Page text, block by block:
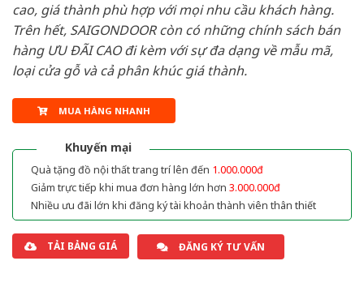
cao, giá thành phù hợp với mọi nhu cầu khách hàng.
Trên hết, SAIGONDOOR còn có những chính sách bán
hàng ƯU ĐÃI CAO đi kèm với sự đa dạng về mẫu mã,
loại cửa gỗ và cả phân khúc giá thành.
MUA HÀNG NHANH
Khuyến mại
Quà tặng đồ nội thất trang trí lên đến 1.000.000đ
Giảm trực tiếp khi mua đơn hàng lớn hơn 3.000.000đ
Nhiều ưu đãi lớn khi đăng ký tài khoản thành viên thân thiết
TẢI BẢNG GIÁ ĐĂNG KÝ TƯ VẤN